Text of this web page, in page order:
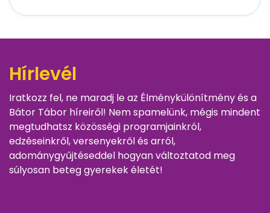
Hírlevél
Iratkozz fel, ne maradj le az Élménykülönítmény és a
Bátor Tábor híreiről! Nem spamelünk, mégis mindent
megtudhatsz közösségi programjainkról,
edzéseinkről, versenyekről és arról,
adománygyűjtéseddel hogyan változtatod meg
súlyosan beteg gyerekek életét!